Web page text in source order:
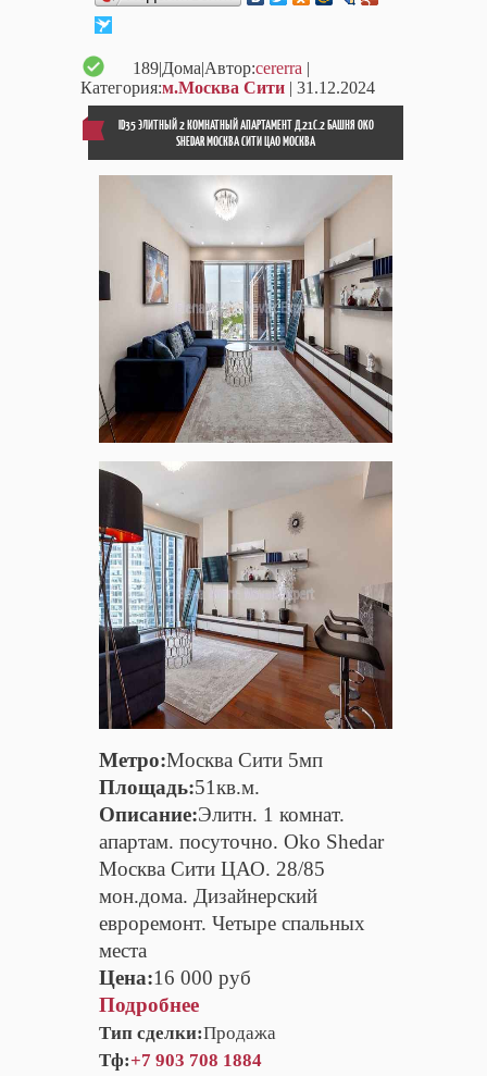
189|Дома|Автор:cererra |
Категория:м.Москва Сити | 31.12.2024
ID35 ЭЛИТНЫЙ 2 КОМНАТНЫЙ АПАРТАМЕНТ Д.21С.2 БАШНЯ OKO
SHEDAR МОСКВА СИТИ ЦАО МОСКВА
Метро:Москва Сити 5мп
Площадь:51кв.м.
Описание:Элитн. 1 комнат.
апартам. посуточно. Oko Shedar
Москва Сити ЦАО. 28/85
мон.дома. Дизайнерский
евроремонт. Четыре спальных
места
Цена:16 000 руб
Подробнее
Тип сделки:Продажа
Тф:+7 903 708 1884